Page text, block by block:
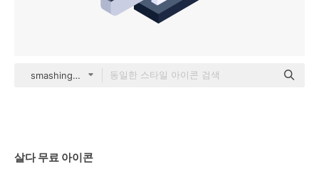
smashingstocks Isometric
살다 무료 아이콘